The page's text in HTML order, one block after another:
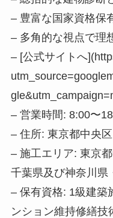
– 豊富な国家資格保
– 多角的な視点で理
– [公式サイトへ
– 営業時間: 8:00〜
– 住所: 東京都中央
– 施工エリア: 東京
千葉県及び神奈川県
– 保有資格: 1級建築
ンション維持修繕技